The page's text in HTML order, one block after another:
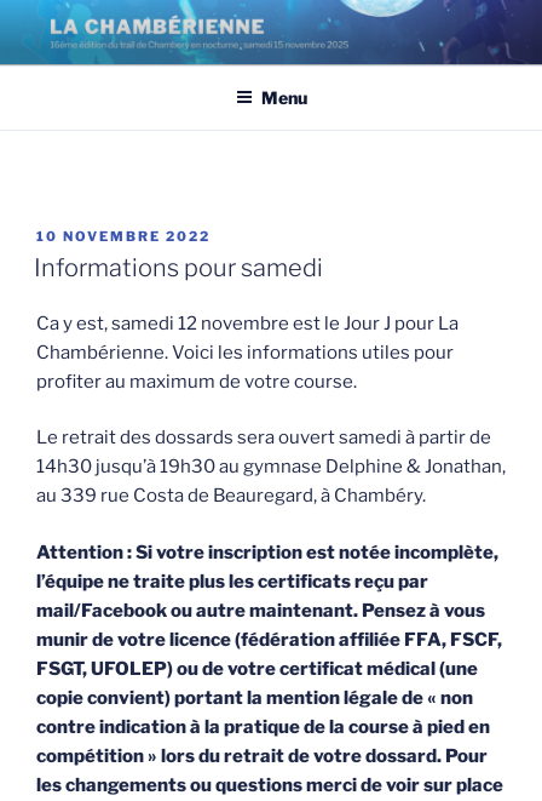
Aller
contenu
Menu
PUBLIÉ
LE
10 NOVEMBRE 2022
Informations pour samedi
Ca y est, samedi 12 novembre est le Jour J pour La
Chambérienne. Voici les informations utiles pour
profiter au maximum de votre course.
Le retrait des dossards sera ouvert samedi à partir de
14h30 jusqu’à 19h30 au gymnase Delphine & Jonathan,
au 339 rue Costa de Beauregard, à Chambéry.
Attention : Si votre inscription est notée incomplète,
l’équipe ne traite plus les certificats reçu par
mail/Facebook ou autre maintenant. Pensez à vous
munir de votre licence (fédération affiliée FFA, FSCF,
FSGT, UFOLEP) ou de votre certificat médical (une
copie convient) portant la mention légale de « non
contre indication à la pratique de la course à pied en
compétition » lors du retrait de votre dossard. Pour
les changements ou questions merci de voir sur place